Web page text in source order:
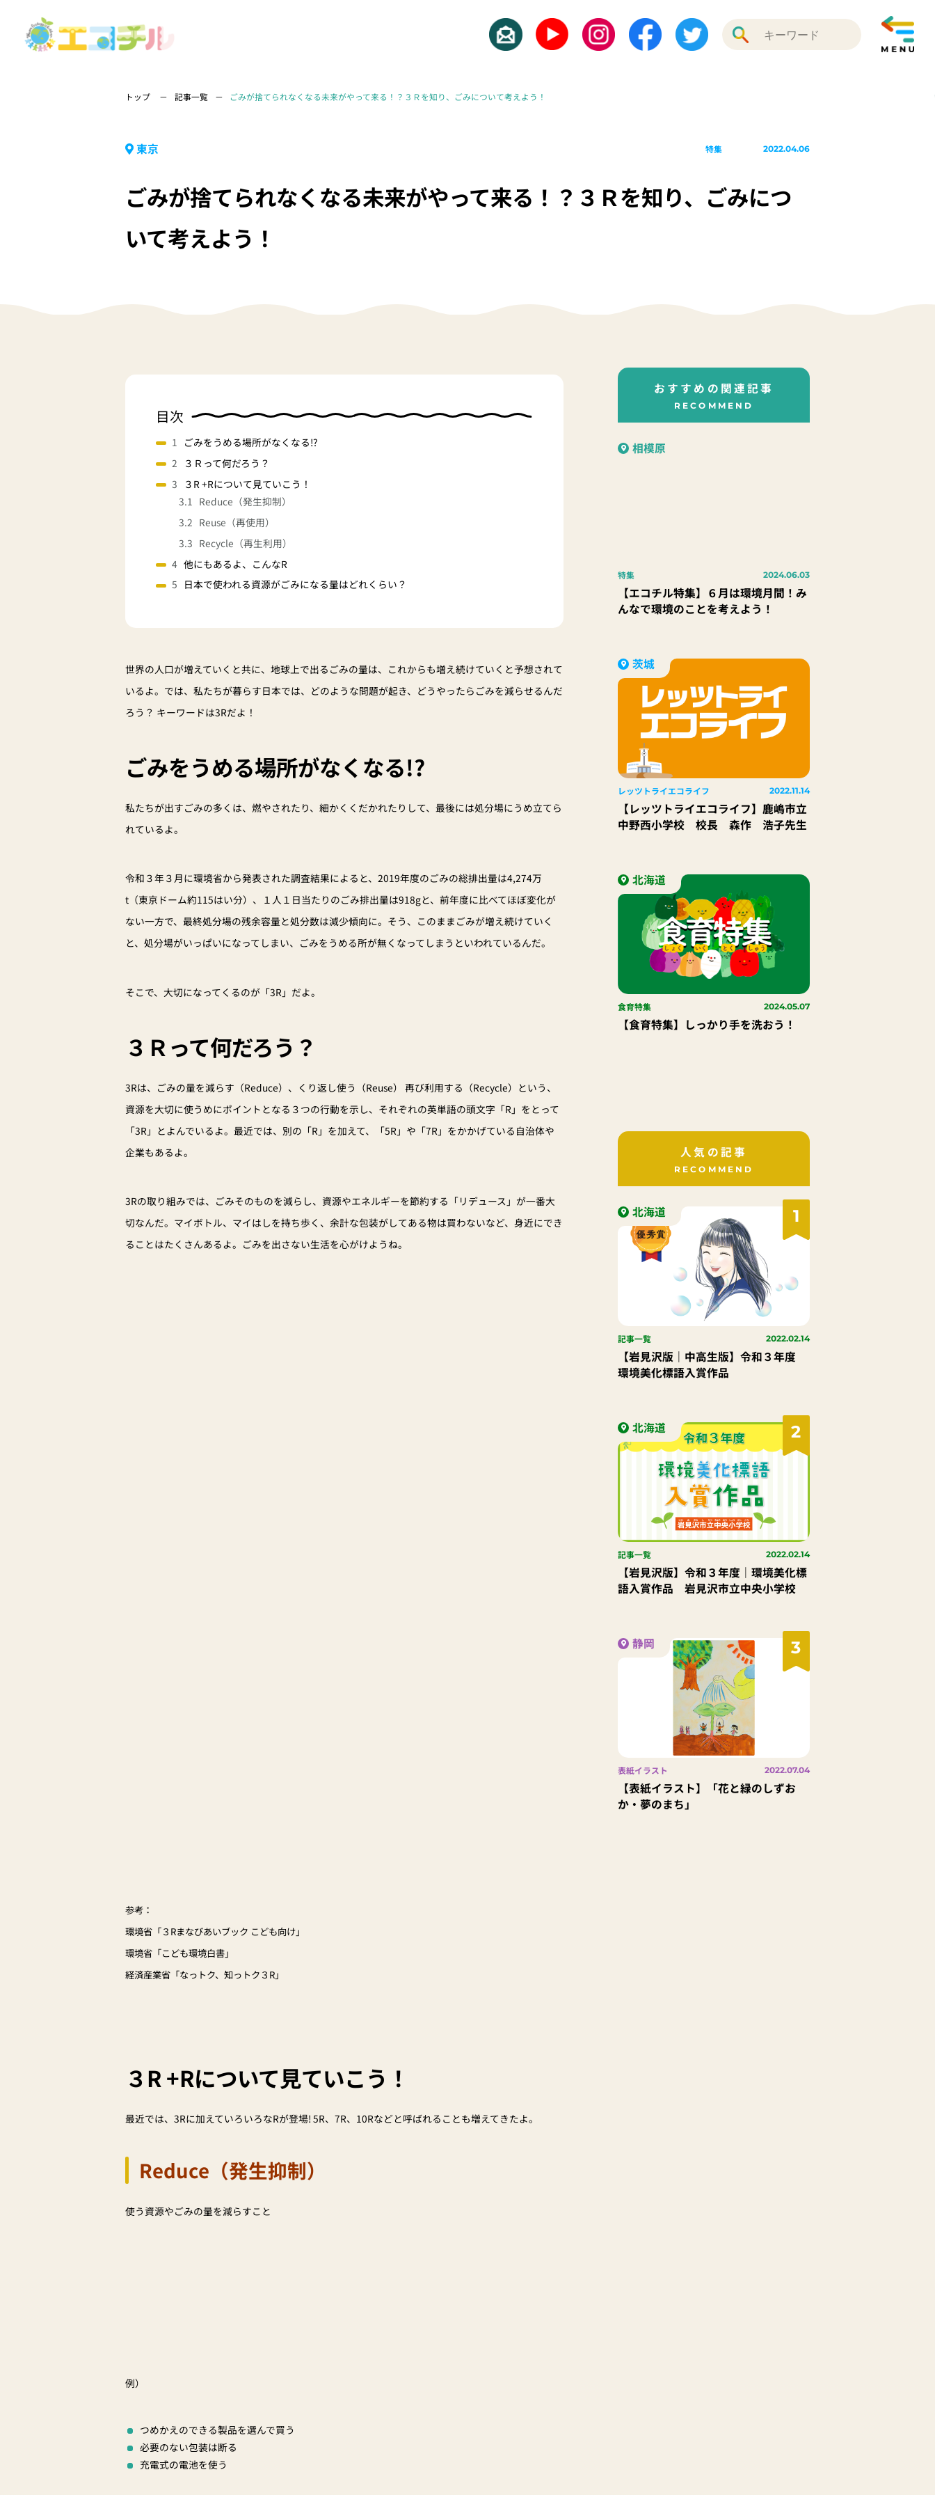
トップ 記事一覧 ごみが捨てられなくなる未来がやって来る！？３Ｒを知り、ごみについて考えよう！
東京 特集 2022.04.06
ごみが捨てられなくなる未来がやって来る！？３Ｒを知り、ごみにつ
いて考えよう！
目次
ごみをうめる場所がなくなる!?
３Ｒって何だろう？
３R +Rについて見ていこう！
Reduce（発生抑制）
Reuse（再使用）
Recycle（再生利用）
他にもあるよ、こんなR
日本で使われる資源がごみになる量はどれくらい？
世界の人口が増えていくと共に、地球上で出るごみの量は、これからも増え続けていくと予想されて
いるよ。では、私たちが暮らす日本では、どのような問題が起き、どうやったらごみを減らせるんだ
ろう？ キーワードは3Rだよ！
ごみをうめる場所がなくなる!?
私たちが出すごみの多くは、燃やされたり、細かくくだかれたりして、最後には処分場にうめ立てら
れているよ。
令和３年３月に環境省から発表された調査結果によると、2019年度のごみの総排出量は4,274万
t（東京ドーム約115はい分）、１人１日当たりのごみ排出量は918gと、前年度に比べてほぼ変化が
ない一方で、最終処分場の残余容量と処分数は減少傾向に。そう、このままごみが増え続けていく
と、処分場がいっぱいになってしまい、ごみをうめる所が無くなってしまうといわれているんだ。
そこで、大切になってくるのが「3R」だよ。
３Ｒって何だろう？
3Rは、ごみの量を減らす（Reduce）、くり返し使う（Reuse） 再び利用する（Recycle）という、
資源を大切に使うめにポイントとなる３つの行動を示し、それぞれの英単語の頭文字「R」をとって
「3R」とよんでいるよ。最近では、別の「R」を加えて、「5R」や「7R」をかかげている自治体や
企業もあるよ。
3Rの取り組みでは、ごみそのものを減らし、資源やエネルギーを節約する「リデュース」が一番大
切なんだ。マイボトル、マイはしを持ち歩く、余計な包装がしてある物は買わないなど、身近にでき
ることはたくさんあるよ。ごみを出さない生活を心がけようね。
参考：
環境省「３Rまなびあいブック こども向け」
環境省「こども環境白書」
経済産業省「なっトク、知っトク３R」
３R +Rについて見ていこう！
最近では、3Rに加えていろいろなRが登場! 5R、7R、10Rなどと呼ばれることも増えてきたよ。
Reduce（発生抑制）
使う資源やごみの量を減らすこと
例）
つめかえのできる製品を選んで買う
必要のない包装は断る
充電式の電池を使う
おすすめの関連記事
RECOMMEND
相模原
特集 2024.06.03
【エコチル特集】６月は環境月間！み
んなで環境のことを考えよう！
茨城
レッツトライエコライフ 2022.11.14
【レッツトライエコライフ】鹿嶋市立
中野西小学校 校長 森作 浩子先生
北海道
食育特集 2024.05.07
【食育特集】しっかり手を洗おう！
人気の記事
RECOMMEND
1
北海道
記事一覧 2022.02.14
【岩見沢版｜中高生版】令和３年度
環境美化標語入賞作品
2
北海道
記事一覧 2022.02.14
【岩見沢版】令和３年度｜環境美化標
語入賞作品 岩見沢市立中央小学校
3
静岡
表紙イラスト 2022.07.04
【表紙イラスト】「花と緑のしずお
か・夢のまち」